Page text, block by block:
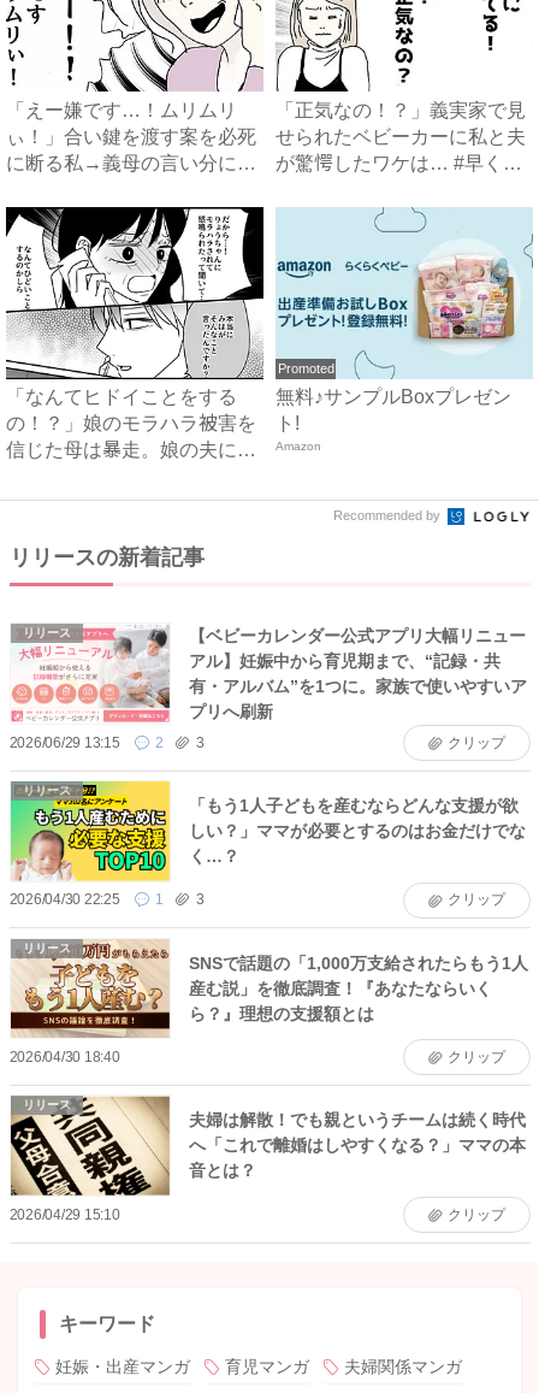
「えー嫌です…！ムリムリ
ぃ！」合い鍵を渡す案を必死
に断る私→義母の言い分にあ
「正気なの！？」義実家で見
せられたベビーカーに私と夫
が驚愕したワケは… #早く
「なんてヒドイことをする
の！？」娘のモラハラ被害を
信じた母は暴走。娘の夫に電
Promoted
無料♪サンプルBoxプレゼン
ト!
Amazon
Recommended by
リリースの新着記事
リリース
【ベビーカレンダー公式アプリ大幅リニュー
アル】妊娠中から育児期まで、“記録・共
有・アルバム”を1つに。家族で使いやすいア
プリへ刷新
2026/06/29 13:15 2 3 クリップ
リリース
「もう1人子どもを産むならどんな支援が欲
しい？」ママが必要とするのはお金だけでな
く…？
2026/04/30 22:25 1 3 クリップ
リリース
SNSで話題の「1,000万支給されたらもう1人
産む説」を徹底調査！『あなたならいく
ら？』理想の支援額とは
2026/04/30 18:40 クリップ
リリース
夫婦は解散！でも親というチームは続く時代
へ「これで離婚はしやすくなる？」ママの本
音とは？
2026/04/29 15:10 クリップ
キーワード
妊娠・出産マンガ 育児マンガ
夫婦関係マンガ